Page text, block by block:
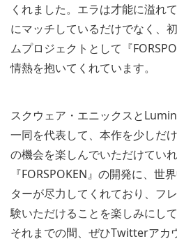
くれました。エラは才能に溢れ
にマッチしているだけでなく、
ムプロジェクトとして『
情熱を抱いてくれています。
スクウェア・エニックスと
一同を代表して、本作を少しだ
の機会を楽しんでいただけていれ
『FORSPOKEN』の開発に、世
ターが尽力してくれており、フ
験いただけることを楽しみにして
それまでの間、ぜひTwitterアカ